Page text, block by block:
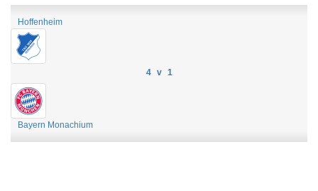
Hoffenheim
4 v 1
Bayern Monachium